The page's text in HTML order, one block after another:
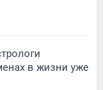
в жизни уже